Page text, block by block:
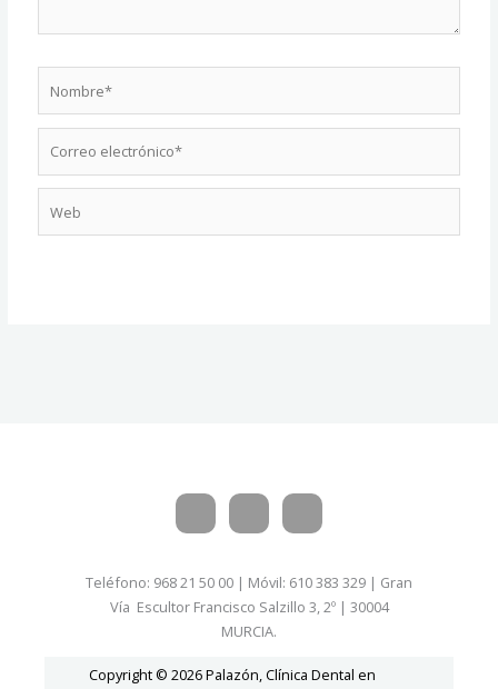
electrónico*
Teléfono: 968 21 50 00 | Móvil: 610 383 329 | Gran
Vía Escultor Francisco Salzillo 3, 2º | 30004
MURCIA.
Copyright © 2026 Palazón, Clínica Dental en